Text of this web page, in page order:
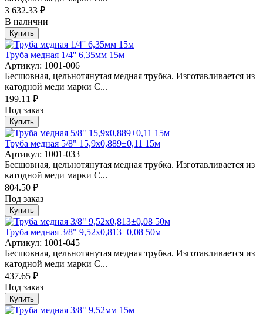
3 632.33 ₽
В наличии
Купить
Труба медная 1/4'' 6,35мм 15м
Артикул: 1001-006
Бесшовная, цельнотянутая медная трубка. Изготавливается из
катодной меди марки C...
199.11 ₽
Под заказ
Купить
Труба медная 5/8" 15,9х0,889±0,11 15м
Артикул: 1001-033
Бесшовная, цельнотянутая медная трубка. Изготавливается из
катодной меди марки C...
804.50 ₽
Под заказ
Купить
Труба медная 3/8" 9,52х0,813±0,08 50м
Артикул: 1001-045
Бесшовная, цельнотянутая медная трубка. Изготавливается из
катодной меди марки C...
437.65 ₽
Под заказ
Купить